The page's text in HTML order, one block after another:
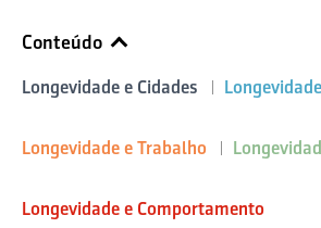
Conteúdo
Longevidade e Cidades
Longevidade e Trabalho
Longevidade e Comportamento